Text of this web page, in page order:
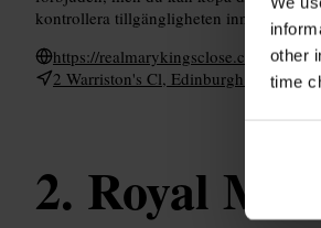
other
time
kontrollera tillgängligheten innan du
https://realmarykingsclose.com/
2 Warriston's Cl, Edinburgh EH1
Royal Mile